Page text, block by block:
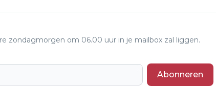
zondagmorgen om 06.00 uur in je mailbox zal liggen.
Abonneren